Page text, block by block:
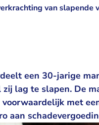
van slapende
een 30-jarige
lag te slapen. De
met
aan